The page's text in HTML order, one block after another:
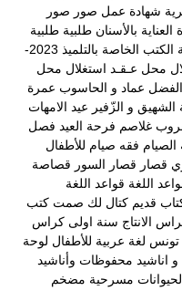
شهادة عمل صور صور
بالأسنان طلبية طلبية
طلبية الكتب الخاصة بالتلميذ 2023-
محل عـقـد استغلال محل
عماد و الحاسوب عمرة
الشهيق و الزّفير عيد الامهات
غلاصم فرحة العيد فصل
الصيام فقه صيام للأطفال
قصار قصار السور قصاصة
اللغة قواعد اللغة
قديم كتال لك صمت كتب
الانتاج سنة اولى كراس
تونس لغة عربية للأطفال لوحة
اناشيد محفوظات وأناشيد
مسرحية مضخم